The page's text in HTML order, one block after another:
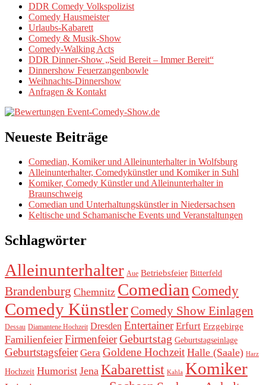
DDR Comedy Volkspolizist
Comedy Hausmeister
Urlaubs-Kabarett
Comedy & Musik-Show
Comedy-Walking Acts
DDR Dinner-Show „Seid Bereit – Immer Bereit“
Dinnershow Feuerzangenbowle
Weihnachts-Dinnershow
Anfragen & Kontakt
Neueste Beiträge
Comedian, Komiker und Alleinunterhalter in Wolfsburg
Alleinunterhalter, Comedykünstler und Komiker in Suhl
Komiker, Comedy Künstler und Alleinunterhalter in
Braunschweig
Comedian und Unterhaltungskünstler in Niedersachsen
Keltische und Schamanische Events und Veranstaltungen
Schlagwörter
Alleinunterhalter Aue Betriebsfeier Bitterfeld
Brandenburg Chemnitz Comedian Comedy
Comedy Künstler Comedy Show Einlagen
Dessau Diamantene Hochzeit Dresden Entertainer Erfurt Erzgebirge
Familienfeier FirmenfeierGeburtstag Geburtstagseinlage
Geburtstagsfeier Gera Goldene Hochzeit Halle (Saale) Harz
Hochzeit Humorist Jena Kabarettist Kahla Komiker